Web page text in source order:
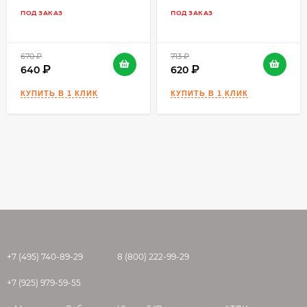
Гипсовые основания и ангидридные стяжки
очищенными от пыли и обязательно
обработанными грунтовкой "Эксперт
запыления загрунтованных поверхностей.
Залейте в подходящую чистую емкость воду
ПОД ЗАКАЗ
670
640
ПОД ЗАКАЗ
713
620
+7 (495) 740-89-29 8 (800) 222-99-29
+7 (925) 979-59-55